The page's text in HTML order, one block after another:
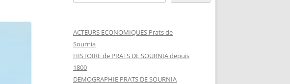
ACTEURS ECONOMIQUES Prats de
Sournia
HISTOIRE de PRATS DE SOURNIA depuis
1800
DEMOGRAPHIE PRATS DE SOURNIA